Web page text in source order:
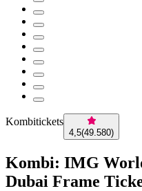
Kombitickets
4,5(49.580)
Kombi: IMG
Dubai Frame